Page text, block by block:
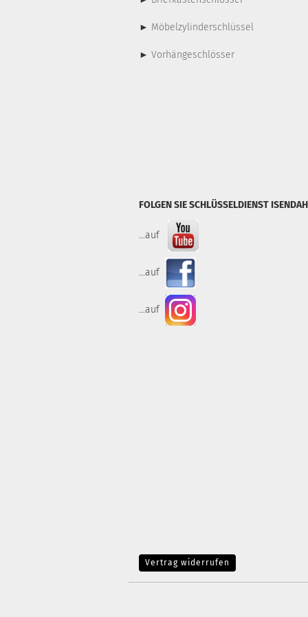
► Möbelzylinderschlüssel
► Vorhängeschlösser
FOLGEN SIE SCHLÜSSELDIENST
...auf
...auf
...auf
Vertrag widerrufen